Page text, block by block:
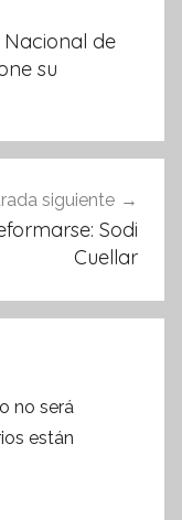
de
su
siguiente
Sodi
Cuellar
no será
están